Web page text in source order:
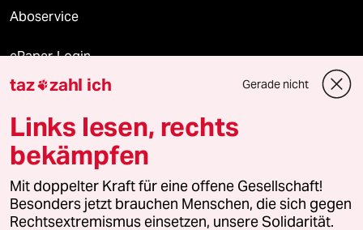
Aboservice
ePaper Login
Downloads für Abonnierende
© 2026 taz Verlags und Vertriebs GmbH
Alle Rechte vorbehalten. Bei rechtlichen Fragen oder für Genehmigungen
wenden Sie sich bitte an
lizenzen@taz.de
taz zahl ich Gerade nicht
Links lesen, rechts
bekämpfen
Mit doppelter Kraft für eine offene Gesellschaft!
Besonders jetzt brauchen Menschen, die sich gegen
Rechtsextremismus einsetzen, unsere Solidarität.